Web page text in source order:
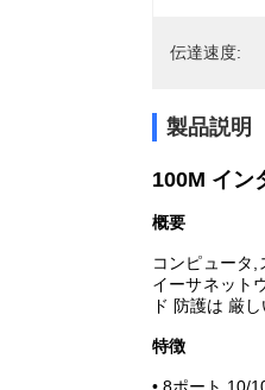
伝達速度:
製品説明
100M イン
概要
コンピュータ
イーサネット
ド 防護は 厳
特徴